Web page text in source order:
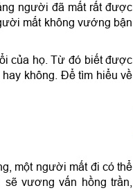
người đã mất rất được
mất không vướng bận
của họ. Từ đó biết được
không. Để tìm hiểu về
một người mất đi có thể
vương vấn hồng trần,